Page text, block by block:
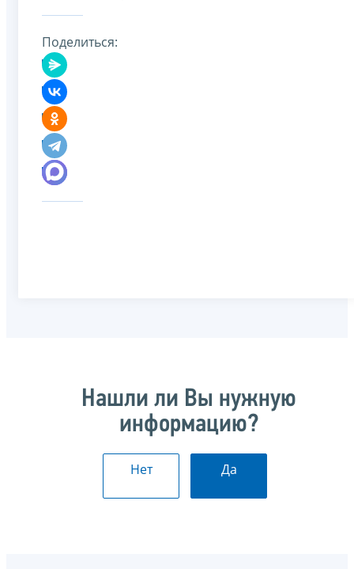
Поделиться:
Нашли ли Вы нужную
информацию?
Нет Да